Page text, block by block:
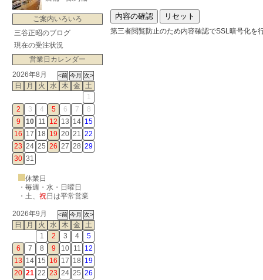
ご案内いろいろ
三谷正昭のブログ
現在の受注状況
営業日カレンダー
2026年8月
日
月 火 水 木 金
土
1
2
3 4 5 6 7
8
9
10 11 12 13 14 15
16 17 18 19 20 21 22
23 24 25 26 27 28 29
30 31
休業日
・毎週・水・日曜日
・ 土、 祝日は平常営業
2026年9月
日
月 火 水 木 金
土
1
2 3 4
5
6
7 8 9 10 11 12
13 14 15 16 17 18 19
20 21 22 23 24 25 26
第三者閲覧防止のため内容確認でSSL暗号化を